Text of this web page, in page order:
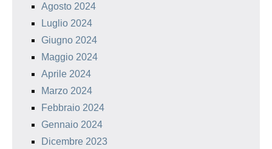
Agosto 2024
Luglio 2024
Giugno 2024
Maggio 2024
Aprile 2024
Marzo 2024
Febbraio 2024
Gennaio 2024
Dicembre 2023